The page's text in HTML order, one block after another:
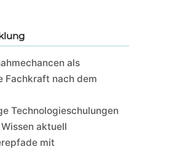
als
Fachkraft nach dem
Technologieschulungen
aktuell
mit